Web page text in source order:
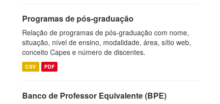
Programas de pós-graduação
Relação de programas de pós-graduação com nome,
situação, nível de ensino, modalidade, área, sítio web,
conceito Capes e número de discentes.
CSV PDF
Banco de Professor Equivalente (BPE)